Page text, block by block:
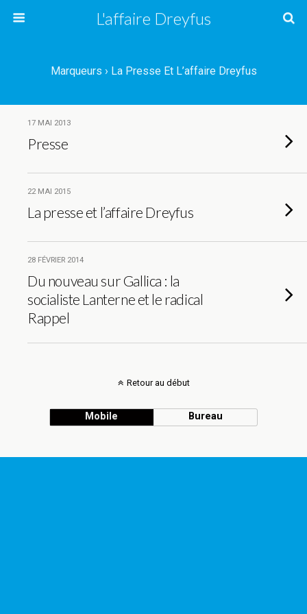
L'affaire Dreyfus
Marqueurs › La Presse Et L’affaire Dreyfus
17 MAI 2013
Presse
22 MAI 2015
La presse et l’affaire Dreyfus
28 FÉVRIER 2014
Du nouveau sur Gallica : la
socialiste Lanterne et le radical
Rappel
Retour au début
Mobile Bureau